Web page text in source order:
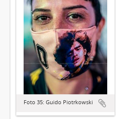
Foto 35: Guido Piotrkowski